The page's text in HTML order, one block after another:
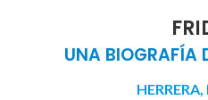
UNA BIOGRAFÍA